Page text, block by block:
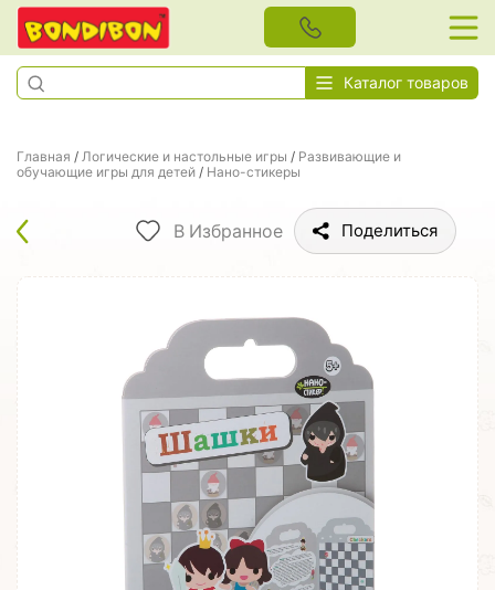
Каталог товаров
Главная / Логические и настольные игры / Развивающие и
обучающие игры для детей / Нано-стикеры
В Избранное Поделиться